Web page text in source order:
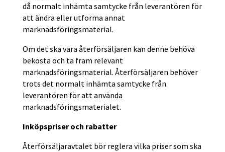
då normalt inhämta samtycke från leverantören för
att ändra eller utforma annat
marknadsföringsmaterial.
Om det ska vara återförsäljaren kan denne behöva
bekosta och ta fram relevant
marknadsföringsmaterial. Återförsäljaren behöver
trots det normalt inhämta samtycke från
leverantören för att använda
marknadsföringsmaterialet.
Inköpspriser och rabatter
Återförsäljaravtalet bör reglera vilka priser som ska